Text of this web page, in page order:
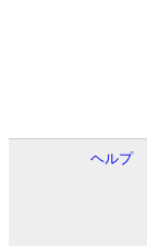
ヘルプ